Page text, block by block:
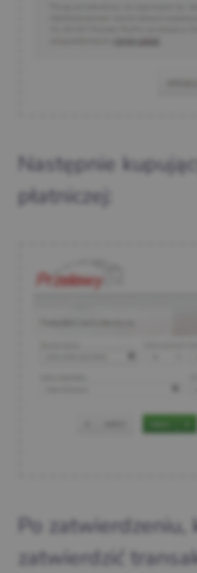
Następnie
płatniczej:
Po
zatwierdzić